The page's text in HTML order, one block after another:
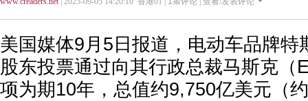
美国媒体9月5日报道，电动车品牌特
股东投票通过向其行政总裁马斯克（
项为期10年，总值约9,750亿美元（